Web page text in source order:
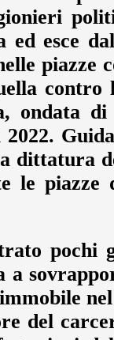
ed esce
piazze
contro
ondata
dittatura
le piazze
del